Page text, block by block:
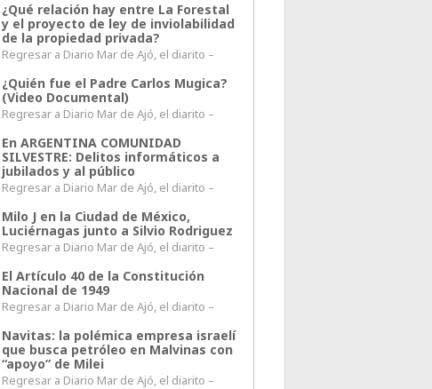
¿Qué relación hay entre La Forestal
y el proyecto de ley de inviolabilidad
de la propiedad privada?
Regresar a Diario Mar de Ajó, el diarito –
¿Quién fue el Padre Carlos Mugica?
(Video Documental)
Regresar a Diario Mar de Ajó, el diarito –
En ARGENTINA COMUNIDAD
SILVESTRE: Delitos informáticos a
jubilados y al público
Regresar a Diario Mar de Ajó, el diarito –
Milo J en la Ciudad de México,
Luciérnagas junto a Silvio Rodriguez
Regresar a Diario Mar de Ajó, el diarito –
El Artículo 40 de la Constitución
Nacional de 1949
Regresar a Diario Mar de Ajó, el diarito –
Navitas: la polémica empresa israelí
que busca petróleo en Malvinas con
“apoyo” de Milei
Regresar a Diario Mar de Ajó, el diarito –